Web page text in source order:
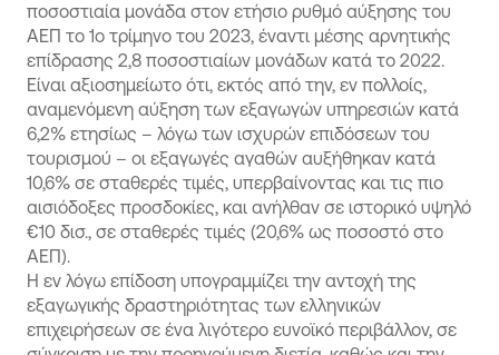
ποσοστιαία μονάδα στον ετήσιο ρυθμό αύξησης του
ΑΕΠ το 1ο τρίμηνο του 2023, έναντι μέσης αρνητικής
επίδρασης 2,8 ποσοστιαίων μονάδων κατά το 2022.
Είναι αξιοσημείωτο ότι, εκτός από την, εν πολλοίς,
αναμενόμενη αύξηση των εξαγωγών υπηρεσιών κατά
6,2% ετησίως – λόγω των ισχυρών επιδόσεων του
τουρισμού – οι εξαγωγές αγαθών αυξήθηκαν κατά
10,6% σε σταθερές τιμές, υπερβαίνοντας και τις πιο
αισιόδοξες προσδοκίες, και ανήλθαν σε ιστορικό υψηλό
€10 δισ., σε σταθερές τιμές (20,6% ως ποσοστό στο
ΑΕΠ).
Η εν λόγω επίδοση υπογραμμίζει την αντοχή της
εξαγωγικής δραστηριότητας των ελληνικών
επιχειρήσεων σε ένα λιγότερο ευνοϊκό περιβάλλον, σε